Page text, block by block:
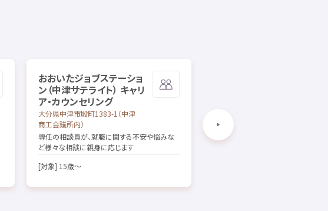
おおいたジョブステーショ
ン（中津サテライト） キャリ
ア・カウンセリング
大分県中津市殿町1383-1（中津
商工会議所内）
専任の相談員が、就職に関する不安や悩みな
ど様々な相談に親身に応じます
[対象] 15歳～
相談
から
さまざまなサービスを